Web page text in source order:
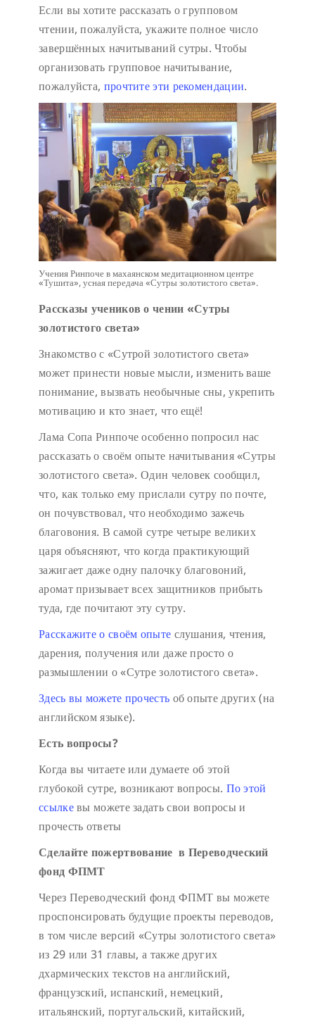
Если вы хотите рассказать о групповом
чтении, пожалуйста, укажите полное число
завершённых начитываний сутры. Чтобы
организовать групповое начитывание,
пожалуйста, прочтите эти рекомендации.
Учения Ринпоче в махаянском медитационном центре
«Тушита», усная передача «Сутры золотистого света».
Рассказы учеников о чении «Сутры
золотистого света»
Знакомство с «Сутрой золотистого света»
может принести новые мысли, изменить ваше
понимание, вызвать необычные сны, укрепить
мотивацию и кто знает, что ещё!
Лама Сопа Ринпоче особенно попросил нас
рассказать о своём опыте начитывания «Сутры
золотистого света». Один человек сообщил,
что, как только ему прислали сутру по почте,
он почувствовал, что необходимо зажечь
благовония. В самой сутре четыре великих
царя объясняют, что когда практикующий
зажигает даже одну палочку благовоний,
аромат призывает всех защитников прибыть
туда, где почитают эту сутру.
Расскажите о своём опыте слушания, чтения,
дарения, получения или даже просто о
размышлении о «Сутре золотистого света».
Здесь вы можете прочесть об опыте других (на
английском языке).
Есть вопросы?
Когда вы читаете или думаете об этой
глубокой сутре, возникают вопросы. По этой
ссылкевы можете задать свои вопросы и
прочесть ответы
Сделайте пожертвование в Переводческий
фонд ФПМТ
Через Переводческий фонд ФПМТ вы можете
проспонсировать будущие проекты переводов,
в том числе версий «Сутры золотистого света»
из 29 или 31 главы, а также других
дхармических текстов на английский,
французский, испанский, немецкий,
итальянский, португальский, китайский,